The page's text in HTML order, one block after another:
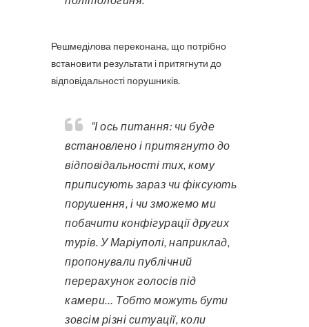
Решмеділова переконана, що потрібно
встановити результати і притягнути до
відповідальності порушників.
“І ось питання: чи буде
встановлено і притягнуто до
відповідальності тих, кому
приписують зараз чи фіксують
порушення, і чи зможемо ми
побачити конфігурації других
турів. У Маріуполі, наприклад,
пропонували публічний
перерахунок голосів під
камери… Тобто можуть бути
зовсім різні ситуації, коли